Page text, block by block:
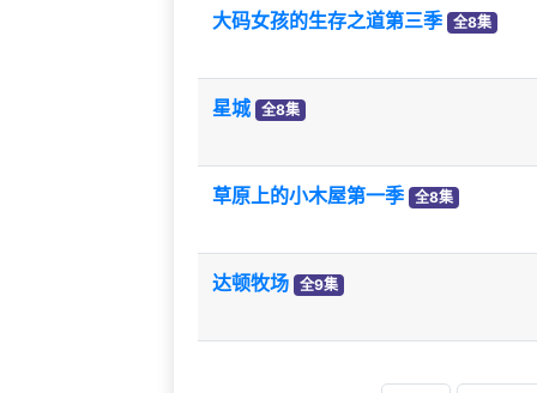
大码女孩的生存之道第三季 全8集
星城 全8集
草原上的小木屋第一季 全8集
达顿牧场 全9集